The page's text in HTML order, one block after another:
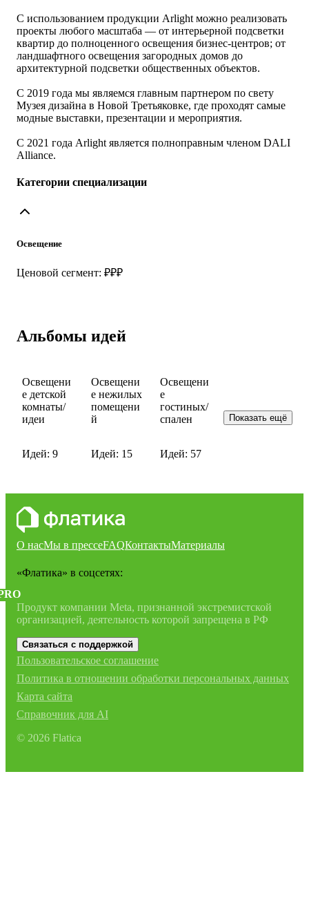
С использованием продукции Arlight можно реализовать
проекты любого масштаба — от интерьерной подсветки
квартир до полноценного освещения бизнес-центров; от
ландшафтного освещения загородных домов до
архитектурной подсветки общественных объектов.
С 2019 года мы являемся главным партнером по свету
Музея дизайна в Новой Третьяковке, где проходят самые
модные выставки, презентации и мероприятия.
С 2021 года Arlight является полноправным членом DALI
Alliance.
Категории специализации
Освещение
Ценовой сегмент: ₽₽₽
Альбомы идей
Освещени
е детской
комнаты/
идеи
Идей: 9
Освещени
е нежилых
помещени
й
Идей: 15
Освещени
е
гостиных/
спален
Идей: 57
Показать ещё
О насМы в прессеFAQКонтактыМатериалы
«Флатика» в соцсетях:
Продукт компании Meta, признанной экстремистской
организацией, деятельность которой запрещена в РФ
Связаться с поддержкой
Пользовательское соглашение
Политика в отношении обработки персональных данных
Карта сайта
Справочник для AI
© 2026 Flatica